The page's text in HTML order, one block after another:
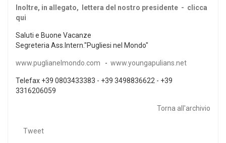
Inoltre, in allegato, lettera del nostro presidente - clicca
qui
Saluti e Buone Vacanze
Segreteria Ass.Intern."Pugliesi nel Mondo"
www.puglianelmondo.com - www.youngapulians.net
Telefax +39 0803433383 - +39 3498836622 - +39
3316206059
Torna all'archivio
Tweet